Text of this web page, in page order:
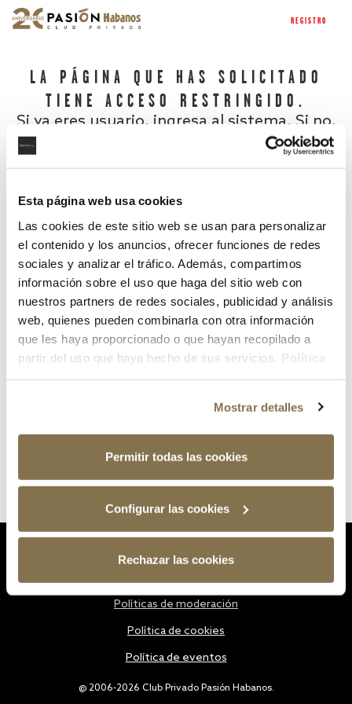
Esta página web usa cookies
Las cookies de este sitio web se usan para personalizar
el contenido y los anuncios, ofrecer funciones de redes
sociales y analizar el tráfico. Además, compartimos
información sobre el uso que haga del sitio web con
nuestros partners de redes sociales, publicidad y análisis
web, quienes pueden combinarla con otra información
que les haya proporcionado o que hayan recopilado a
partir del uso que haya hecho de sus servicios. Política
Mostrar detalles
Permitir todas las cookies
Configurar las cookies
Rechazar las cookies
REGISTRO
LA PÁGINA QUE HAS SOLICITADO
TIENE ACCESO RESTRINGIDO.
Si ya eres usuario, ingresa al sistema. Si no,
¿Has olvidado tu contraseña?
@ 2006-2026 Club Privado Pasión Habanos.
Políticas de moderación
Política de cookies
Política de eventos